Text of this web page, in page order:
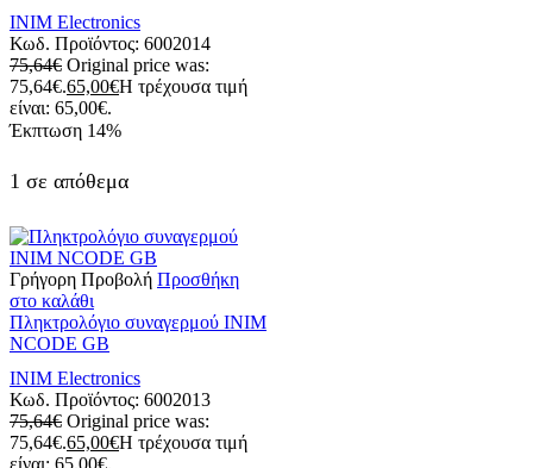
INIM Electronics
Κωδ. Προϊόντος: 6002014
75,64€ Original price was:
75,64€.65,00€Η τρέχουσα τιμή
είναι: 65,00€.
Έκπτωση 14%
1 σε απόθεμα
Γρήγορη Προβολή Προσθήκη
στο καλάθι
Πληκτρολόγιο συναγερμού ΙΝΙΜ
NCODE GB
INIM Electronics
Κωδ. Προϊόντος: 6002013
75,64€ Original price was:
75,64€.65,00€Η τρέχουσα τιμή
είναι: 65,00€.